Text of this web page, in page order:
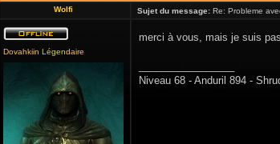
Wolfi Sujet du message: Re: Probleme
Dovahkiin Légendaire
merci à vous, mais je suis
Niveau 68 - Anduril 894 -